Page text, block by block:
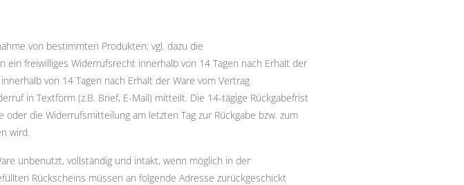
von bestimmten Produkten; vgl. dazu die
freiwilliges Widerrufsrecht innerhalb von 14 Tagen nach Erhalt der
von 14 Tagen nach Erhalt der Ware vom Vertrag
in Textform (z.B. Brief, E-Mail) mitteilt. Die 14-tägige Rückgabefrist
die Widerrufsmitteilung am letzten Tag zur Rückgabe bzw. zum
wird.
unbenutzt, vollständig und intakt, wenn möglich in der
Rückscheins müssen an folgende Adresse zurückgeschickt